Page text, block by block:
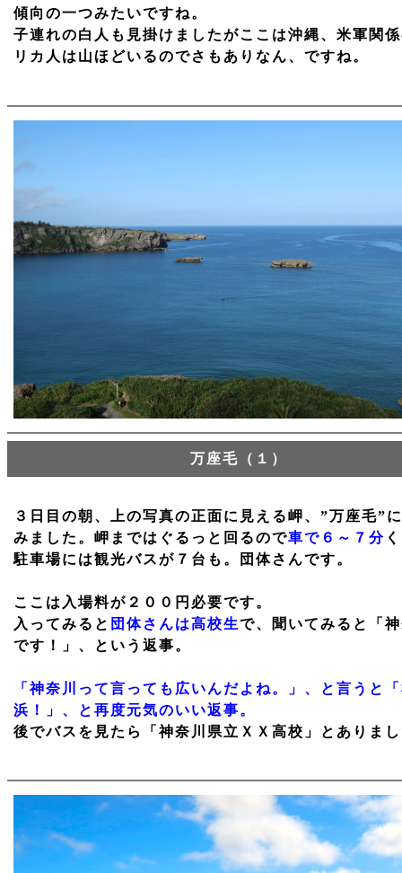
傾向の一つみたいですね。
子連れの白人も見掛けましたがここは沖縄、米軍関
リカ人は山ほどいるのでさもありなん、ですね。
万座毛（１）
３日目の朝、上の写真の正面に見える岬、”万座毛”
みました。岬まではぐるっと回るので車で６～７分
駐車場には観光バスが７台も。団体さんです。
ここは入場料が２００円必要です。
入ってみると 団体さんは高校生で、聞いてみると「
です！」、という返事。
「神奈川って言っても広いんだよね。」、と言うと
浜！」、と再度元気のいい返事。
後でバスを見たら「神奈川県立ＸＸ高校」とありま